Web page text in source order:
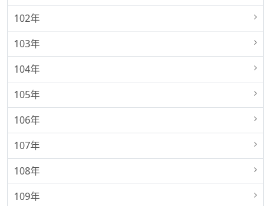
102年
103年
104年
105年
106年
107年
108年
109年